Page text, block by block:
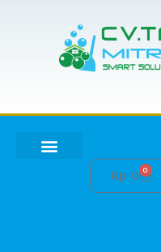
Rp 0 0
Cart